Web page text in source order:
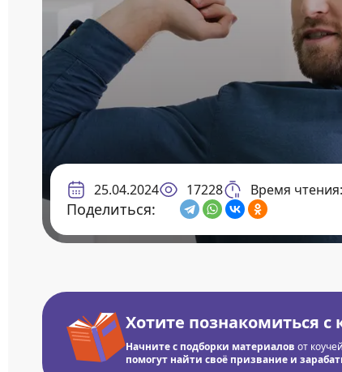
25.04.2024 17228 Время
Поделиться:
Хотите познакомиться с
Начните с подборки материалов от
помогут найти своё призвание и